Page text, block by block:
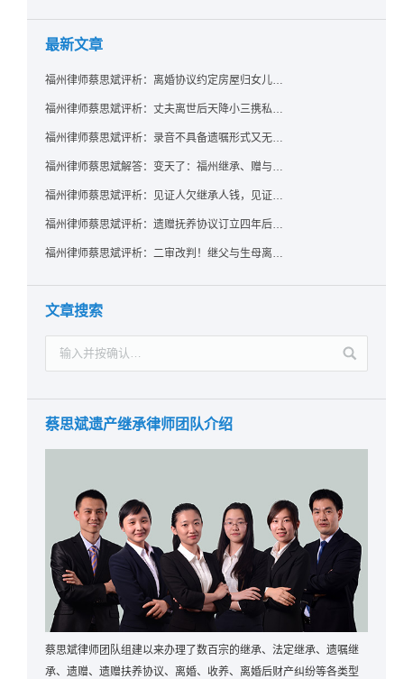
最新文章
福州律师蔡思斌评析：离婚协议约定房屋归女儿所有，父亲去世后继母能否拒绝过户？
福州律师蔡思斌评析：丈夫离世后天降小三携私生子争遗产，法院正义判决保住原配80%份额！
福州律师蔡思斌评析：录音不具备遗嘱形式又无法证明赠与意愿——法院：按法定继承处理
福州律师蔡思斌解答：变天了：福州继承、赠与房产转让要收20%个税？福州国税官方回复来了！
福州律师蔡思斌评析：见证人欠继承人钱，见证遗嘱还有效吗？
福州律师蔡思斌评析：遗赠抚养协议订立四年后丧失民事行为能力，协议有效吗？
福州律师蔡思斌评析：二审改判！继父与生母离婚后，曾受其抚养的继子女是否仍享有继承权？
文章搜索
蔡思斌遗产继承律师团队介绍
蔡思斌律师团队组建以来办理了数百宗的继承、法定继承、遗嘱继
承、遗赠、遗赠扶养协议、离婚、收养、离婚后财产纠纷等各类型